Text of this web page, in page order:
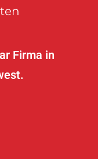
Firma in